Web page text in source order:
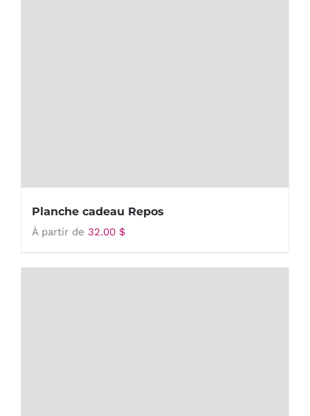
Planche cadeau Repos
À partir de 32.00 $